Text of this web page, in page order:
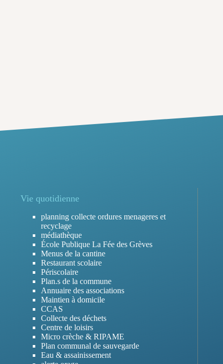
Vie quotidienne
planning collecte ordures menageres et
recyclage
médiathèque
École Publique La Fée des Grèves
Menus de la cantine
Restaurant scolaire
Périscolaire
Plan.s de la commune
Annuaire des associations
Maintien à domicile
CCAS
Collecte des déchets
Centre de loisirs
Micro crèche & RIPAME
Plan communal de sauvegarde
Eau & assainissement